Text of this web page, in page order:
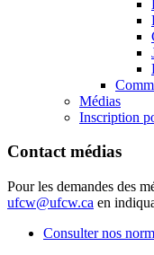
Médias
Inscription
Contact médias
Pour les demandes des
ufcw@ufcw.ca en
Consulter nos